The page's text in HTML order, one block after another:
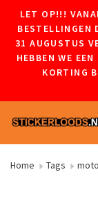
LET OP!!!
BESTELLINGEN
31 AUGUSTUS
HEBBEN WE
KORTING
Home Tags